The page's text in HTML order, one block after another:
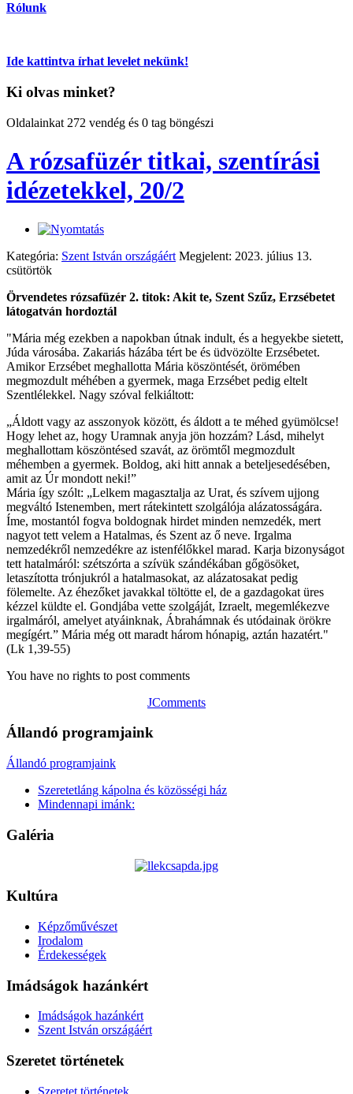
Rólunk
Ide kattintva írhat levelet nekünk!
Ki olvas minket?
Oldalainkat 272 vendég és 0 tag böngészi
A rózsafüzér titkai, szentírási
idézetekkel, 20/2
Kategória: Szent István országáért Megjelent: 2023. július 13.
csütörtök
Örvendetes rózsafüzér 2. titok: Akit te, Szent Szűz, Erzsébetet
látogatván hordoztál
"Mária még ezekben a napokban útnak indult, és a hegyekbe sietett,
Júda városába. Zakariás házába tért be és üdvözölte Erzsébetet.
Amikor Erzsébet meghallotta Mária köszöntését, örömében
megmozdult méhében a gyermek, maga Erzsébet pedig eltelt
Szentlélekkel. Nagy szóval felkiáltott:
„Áldott vagy az asszonyok között, és áldott a te méhed gyümölcse!
Hogy lehet az, hogy Uramnak anyja jön hozzám? Lásd, mihelyt
meghallottam köszöntésed szavát, az örömtől megmozdult
méhemben a gyermek. Boldog, aki hitt annak a beteljesedésében,
amit az Úr mondott neki!”
Mária így szólt: „Lelkem magasztalja az Urat, és szívem ujjong
megváltó Istenemben, mert rátekintett szolgálója alázatosságára.
Íme, mostantól fogva boldognak hirdet minden nemzedék, mert
nagyot tett velem a Hatalmas, és Szent az ő neve. Irgalma
nemzedékről nemzedékre az istenfélőkkel marad. Karja bizonyságot
tett hatalmáról: szétszórta a szívük szándékában gőgösöket,
letaszította trónjukról a hatalmasokat, az alázatosakat pedig
fölemelte. Az éhezőket javakkal töltötte el, de a gazdagokat üres
kézzel küldte el. Gondjába vette szolgáját, Izraelt, megemlékezve
irgalmáról, amelyet atyáinknak, Ábrahámnak és utódainak örökre
megígért.” Mária még ott maradt három hónapig, aztán hazatért."
(Lk 1,39-55)
You have no rights to post comments
JComments
Állandó programjaink
Állandó programjaink
Szeretetláng kápolna és közösségi ház
Mindennapi imánk:
Galéria
Kultúra
Képzőművészet
Irodalom
Érdekességek
Imádságok hazánkért
Imádságok hazánkért
Szent István országáért
Szeretet történetek
Szeretet történetek